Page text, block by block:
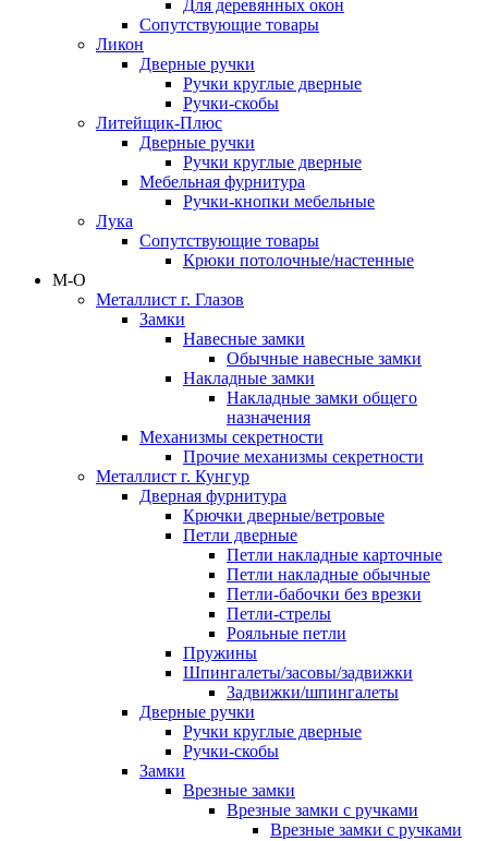
Для деревянных окон
Сопутствующие товары
Ликон
Дверные ручки
Ручки круглые дверные
Ручки-скобы
Литейщик-Плюс
Дверные ручки
Ручки круглые дверные
Мебельная фурнитура
Ручки-кнопки мебельные
Лука
Сопутствующие товары
Крюки потолочные/настенные
М-О
Металлист г. Глазов
Замки
Навесные замки
Обычные навесные замки
Накладные замки
Накладные замки общего
назначения
Механизмы секретности
Прочие механизмы секретности
Металлист г. Кунгур
Дверная фурнитура
Крючки дверные/ветровые
Петли дверные
Петли накладные карточные
Петли накладные обычные
Петли-бабочки без врезки
Петли-стрелы
Рояльные петли
Пружины
Шпингалеты/засовы/задвижки
Задвижки/шпингалеты
Дверные ручки
Ручки круглые дверные
Ручки-скобы
Замки
Врезные замки
Врезные замки с ручками
Врезные замки с ручками